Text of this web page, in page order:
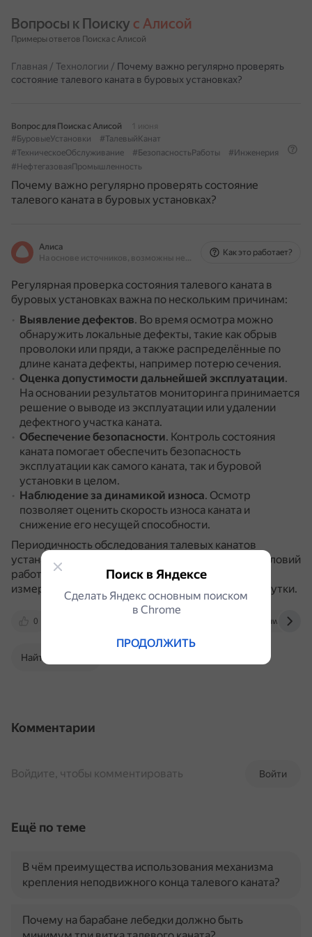
Вопросы к Поиску с Алисой
Примеры ответов Поиска с Алисой
Главная / Технологии / Почему важно регулярно проверять
состояние талевого каната в буровых установках?
Вопрос для Поиска с Алисой
1 июня
#БуровыеУстановки
#ТалевыйКанат
#ТехническоеОбслуживание
#БезопасностьРаботы
#Инженерия
#НефтегазоваяПромышленность
Почему важно регулярно проверять состояние
талевого каната в буровых установках?
Алиса
На основе источников, возможны неточности
Как это работает?
Регулярная проверка состояния талевого каната в
буровых установках важна по нескольким причинам:
Выявление дефектов. Во время осмотра можно
обнаружить локальные дефекты, такие как обрыв
проволоки или пряди, а также распределённые по
длине каната дефекты, например потерю сечения.
Оценка допустимости дальнейшей эксплуатации.
На основании результатов мониторинга принимается
решение о выводе из эксплуатации или удалении
дефектного участка каната.
Обеспечение безопасности. Контроль состояния
каната помогает обеспечить безопасность
эксплуатации как самого каната, так и буровой
установки в целом.
Наблюдение за динамикой износа. Осмотр
позволяет оценить скорость износа каната и
снижение его несущей способности.
Периодичность обследования талевых канатов
устанавливается в зависимости от характера и условий
работы.Рекомендуется проводить визуальный и
измерительный контроль не реже одного раза в сутки.
0 rulaws.ru
Найти в Поиске
Комментарии
Войти
Войдите, чтобы комментировать
Ещё по теме
В чём преимущества использования механизма
крепления неподвижного конца талевого каната?
Почему на барабане лебедки должно быть
Поиск в Яндексе
Сделать Яндекс основным поиском
в Сhrome
ПРОДОЛЖИТЬ